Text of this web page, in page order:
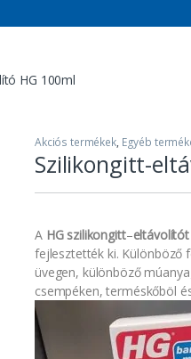
HG 100ml
Akciós termékek, Egyéb
Szilikongitt-
A HG szilikongitt–eltávolítót
fejlesztették ki. Különböző
üvegen, különböző
csempéken, terméskőböl